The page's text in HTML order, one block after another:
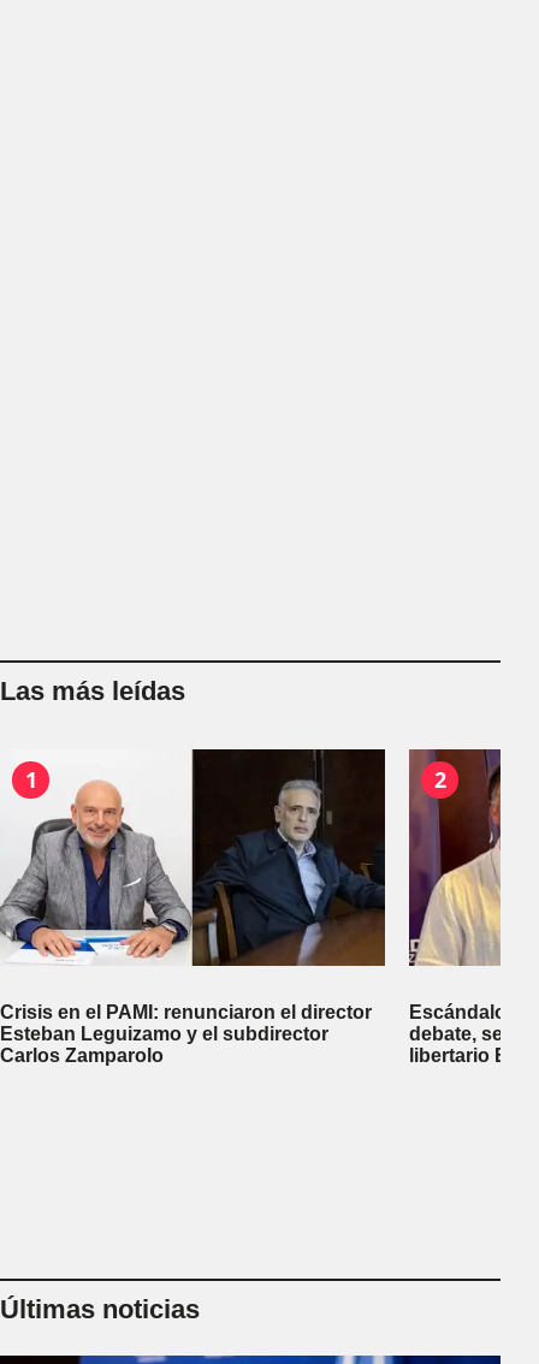
Las más leídas
1
Crisis en el PAMI: renunciaron el director
Esteban Leguizamo y el subdirector
Carlos Zamparolo
2
Escándalo
debate, se
libertario
Últimas noticias